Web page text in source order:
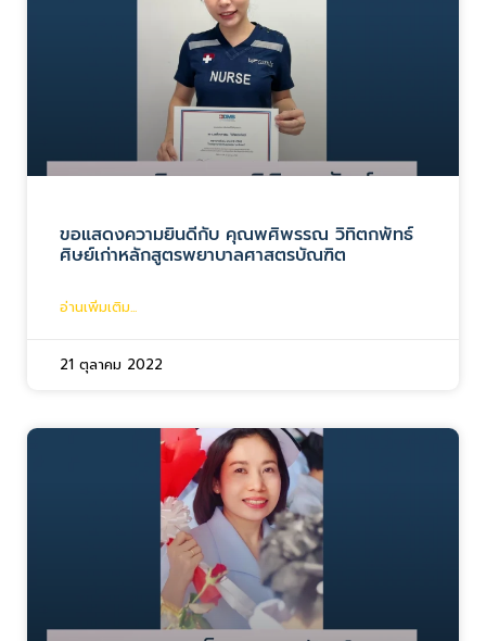
ขอแสดงความยินดีกับ คุณพศิพรรณ วิทิตกพัทธ์
ศิษย์เก่าหลักสูตรพยาบาลศาสตรบัณฑิต
อ่านเพิ่มเติม...
21 ตุลาคม 2022